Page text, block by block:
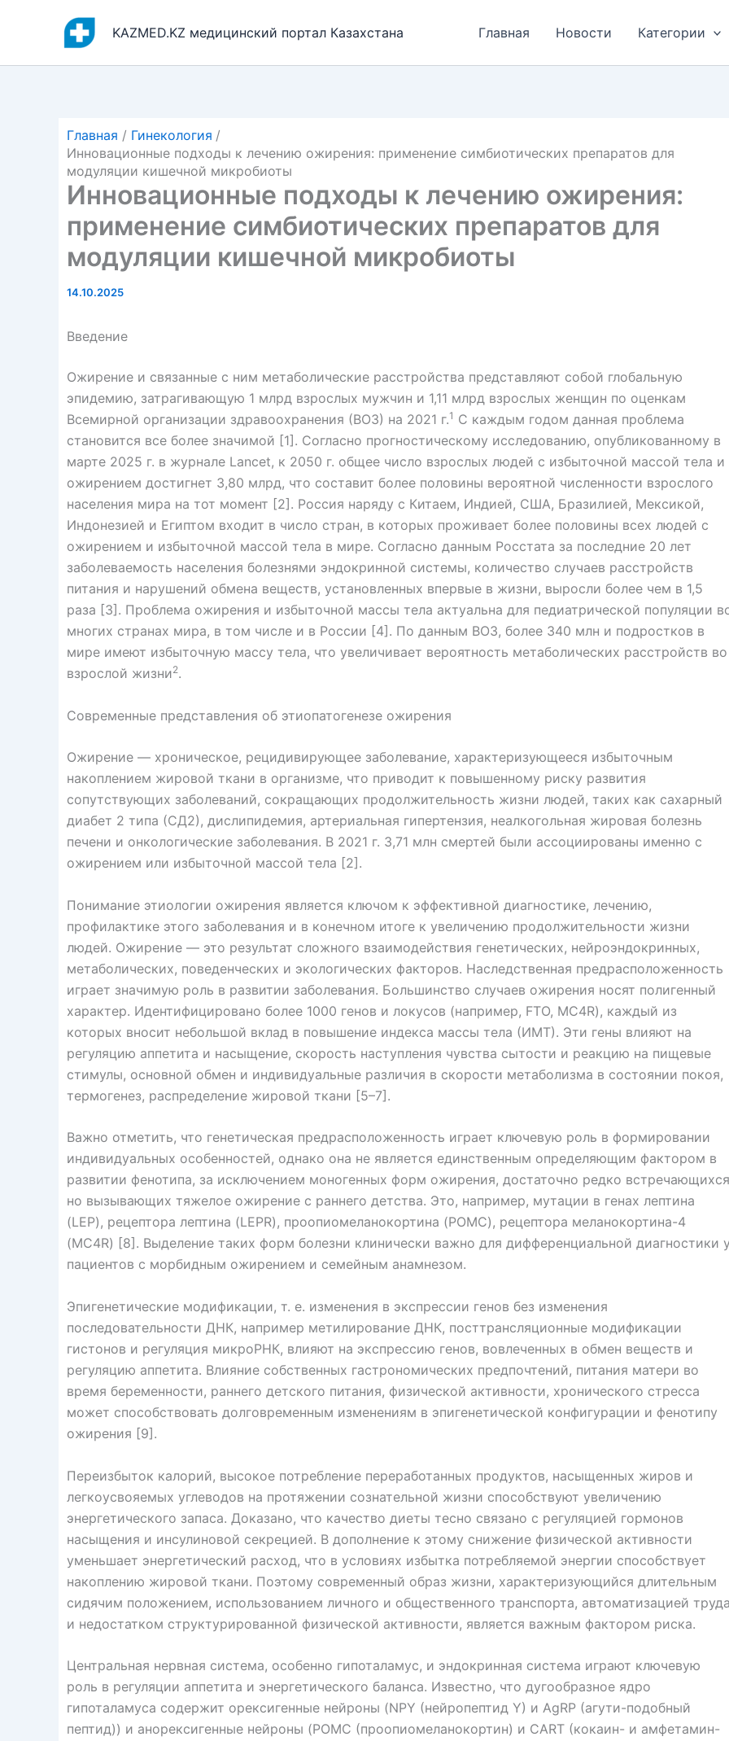
содержимому
KAZMED.KZ медицинский портал Казахстана Главная Новости Категории
Главная
Гинекология
Инновационные подходы к лечению ожирения: применение симбиотических препаратов для
модуляции кишечной микробиоты
Инновационные подходы к лечению ожирения:
применение симбиотических препаратов для
модуляции кишечной микробиоты
14.10.2025
Введение
Ожирение и связанные с ним метаболические расстройства представляют собой глобальную
эпидемию, затрагивающую 1 млрд взрослых мужчин и 1,11 млрд взрослых женщин по оценкам
Всемирной организации здравоохранения (ВОЗ) на 2021 г.1 С каждым годом данная проблема
становится все более значимой [1]. Согласно прогностическому исследованию, опубликованному в
марте 2025 г. в журнале Lancet, к 2050 г. общее число взрослых людей с избыточной массой тела и
ожирением достигнет 3,80 млрд, что составит более половины вероятной численности взрослого
населения мира на тот момент [2]. Россия наряду с Китаем, Индией, США, Бразилией, Мексикой,
Индонезией и Египтом входит в число стран, в которых проживает более половины всех людей с
ожирением и избыточной массой тела в мире. Согласно данным Росстата за последние 20 лет
заболеваемость населения болезнями эндокринной системы, количество случаев расстройств
питания и нарушений обмена веществ, установленных впервые в жизни, выросли более чем в 1,5
раза [3]. Проблема ожирения и избыточной массы тела актуальна для педиатрической популяции
многих странах мира, в том числе и в России [4]. По данным ВОЗ, более 340 млн и подростков в
мире имеют избыточную массу тела, что увеличивает вероятность метаболических расстройств во
взрослой жизни2.
Современные представления об этиопатогенезе ожирения
Ожирение — хроническое, рецидивирующее заболевание, характеризующееся избыточным
накоплением жировой ткани в организме, что приводит к повышенному риску развития
сопутствующих заболеваний, сокращающих продолжительность жизни людей, таких как сахарный
диабет 2 типа (СД2), дислипидемия, артериальная гипертензия, неалкогольная жировая болезнь
печени и онкологические заболевания. В 2021 г. 3,71 млн смертей были ассоциированы именно с
ожирением или избыточной массой тела [2].
Понимание этиологии ожирения является ключом к эффективной диа­гностике, лечению,
профилактике этого заболевания и в конечном итоге к увеличению продолжительности жизни
людей. Ожирение — это результат сложного взаимодействия генетических, нейроэндокринных,
метаболических, поведенческих и экологических факторов. Наследственная предрасположенность
играет значимую роль в развитии заболевания. Большинство случаев ожирения носят полигенный
характер. Идентифицировано более 1000 генов и локусов (например, FTO, MC4R), каждый из
которых вносит небольшой вклад в повышение индекса массы тела (ИМТ). Эти гены влияют на
регуляцию аппетита и насыщение, скорость наступления чувства сытости и реакцию на пищевые
стимулы, основной обмен и индивидуальные различия в скорости метаболизма в состоянии покоя,
термогенез, распределение жировой ткани [5–7].
Важно отметить, что генетическая предрасположенность играет ключевую роль в формировании
индивидуальных особенностей, однако она не является единственным определяющим фактором в
развитии фенотипа, за исключением моногенных форм ожирения, достаточно редко
но вызывающих тяжелое ожирение с раннего детства. Это, например, мутации в генах лептина
(LEP), рецептора лептина (LEPR), проопиомеланокортина (POMC), рецептора меланокортина-4
(MC4R) [8]. Выделение таких форм болезни клинически важно для дифференциальной диа­гностики
пациентов с морбидным ожирением и семейным анамнезом.
Эпигенетические модификации, т. е. изменения в экспрессии генов без изменения
последовательности ДНК, например метилирование ДНК, посттрансляционные модификации
гистонов и регуляция микроРНК, влияют на экспрессию генов, вовлеченных в обмен веществ и
регуляцию аппетита. Влияние собственных гастрономических предпочтений, питания матери во
время беременности, раннего детского питания, физической активности, хронического стресса
может способствовать долговременным изменениям в эпигенетической конфигурации и фенотипу
ожирения [9].
Переизбыток калорий, высокое потребление переработанных продуктов, насыщенных жиров и
легкоусвояемых углеводов на протяжении сознательной жизни способствуют увеличению
энергетического запаса. Доказано, что качество диеты тесно связано с регуляцией гормонов
насыщения и инсулиновой секрецией. В дополнение к этому снижение физической активности
уменьшает энергетический расход, что в условиях избытка потребляемой энергии способствует
накоплению жировой ткани. Поэтому современный образ жизни, характеризующийся длительным
сидячим положением, использованием личного и общественного транспорта, автоматизацией
и недостатком структурированной физической активности, является важным фактором риска.
Центральная нервная система, особенно гипоталамус, и эндокринная система играют ключевую
роль в регуляции аппетита и энергетического баланса. Известно, что дугообразное ядро
гипоталамуса содержит орексигенные нейроны (NPY (нейропептид Y) и AgRP (агути-подобный
пептид)) и анорексигенные нейроны (POMC (проопиомеланокортин) и CART (кокаин- и амфетамин-